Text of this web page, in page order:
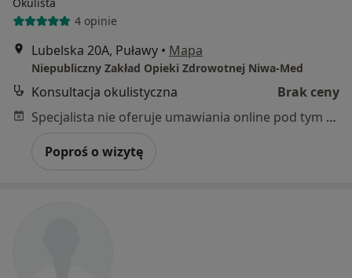
4 opinie
Lubelska 20A, Puławy • Mapa
Niepubliczny Zakład Opieki Zdrowotnej Niwa-Med
Konsultacja okulistyczna
Brak ceny
Specjalista nie oferuje umawiania online pod tym adresem.
Poproś o wizytę